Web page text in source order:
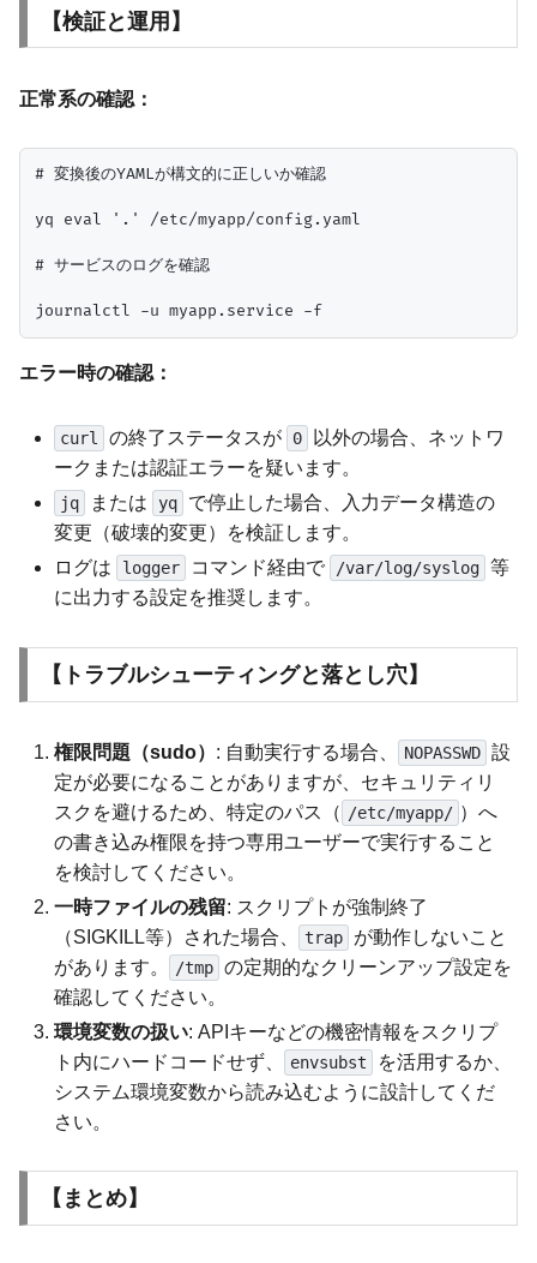
【検証と運用】
正常系の確認：
# 変換後のYAMLが構文的に正しいか確認
yq eval '.' /etc/myapp/config.yaml
# サービスのログを確認
エラー時の確認：
curl の終了ステータスが 0
以外の場合、ネットワ
ークまたは認証エラーを疑います。
jq または yq
で停止した場合、入力データ構造の
変更（破壊的変更）を検証します。
ログは
logger コマンド経由で /var/log/syslog 等
に出力する設定を推奨します。
【トラブルシューティングと落とし穴】
権限問題（sudo） : 自動実行する場合、 NOPASSWD 設
定が必要になることがありますが、セキュリティリ
スクを避けるため、特定のパス（ /etc/myapp/ ）へ
の書き込み権限を持つ専用ユーザーで実行すること
を検討してください。
一時ファイルの残留: スクリプトが強制終了
（SIGKILL等）された場合、
trap
が動作しないこと
があります。
/tmp の定期的なクリーンアップ設定を
確認してください。
環境変数の扱い: APIキーなどの機密情報をスクリプ
ト内にハードコードせず、
envsubst
を活用するか、
システム環境変数から読み込むように設計してくだ
さい。
【まとめ】